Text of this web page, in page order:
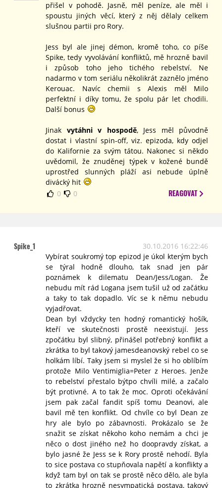
přišel v pohodě. Jasně, měl peníze, ale měl i
spoustu jiných věcí, který z něj dělaly celkem
slušnou partii pro Rory.
Jess byl ale jinej démon, kromě toho, co píše
Spike, tedy vyvolávání konfliktů, mě hrozně bavil
i způsob toho jeho tichého rebelství. Ne
nadarmo v tom seriálu několikrát zaznělo jméno
Kerouac. Navíc chemii s Alexis měl Milo
perfektní i díky tomu, že spolu pár let chodili.
Další bonus
Jinak vytáhni v hospodě, Jess měl původně
dostat i vlastní spin-off, viz. epizoda, kdy odjel
do Kalifornie za svým tátou. Nakonec si někdo
uvědomil, že znuděnej týpek v kožené bundě
uprostřed slunných pláží asi nebude úplně
divácký hit
0
0 REAGOVAT
Spike_1
30.10.2016 16:22:46
Vybírat soukromý top epizod je úkol kterým bych
se týral hodně dlouho, tak snad jen pár
poznámek k dilematu Dean/Jess/Logan. Že
nebudu mít rád Logana jsem tušil už od začátku
a taky to tak dopadlo. Víc se k němu nebudu
vyjadřovat.
Dean byl vždycky ten hodný romantický hošík,
kteří ve skutečnosti prostě neexistují. Jess
zpočátku byl slibný, přinášel potřebný konflikt a
zkrátka to byl takový jamesdeanovský rebel co se
holkám líbí. Taky jsem si myslel že si ho oblíbím
protože Milo Ventimiglia=Peter z Heroes. Jenže
to rebelství přestalo býtpo chvíli milé, a začalo
být protivné. A to tak že moc. Oproti očekávání
jsem pak začal fandit spíš tomu Deanovi, ale
bavil mě ten konflikt. Od chvíle co byl Dean ze
hry ale bylo po zábavnosti. Prokázalo se že
snažit se získat někoho koho nemám a chci je
něco o dost jiného než ho doopravdy získat, a
bylo jasné že Jess se k Rory prostě nehodí. Byla
to sice postava co stupňovala napětí a konflikty a
když tam byl on tak se prostě něco dělo, ale byla
to zkrátka hrozně nesympatická postava, takový